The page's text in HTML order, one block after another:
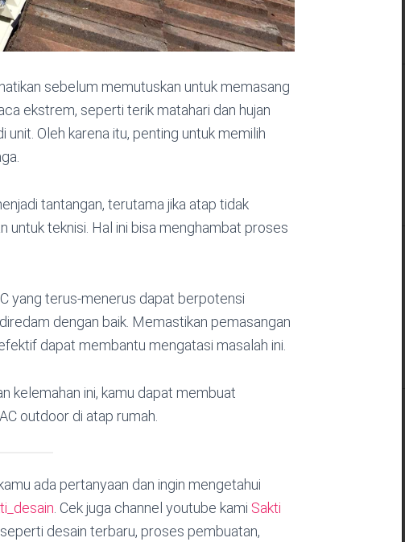
sebelum memutuskan untuk memasang
ekstrem, seperti terik matahari dan hujan
Oleh karena itu, penting untuk memilih
tantangan, terutama jika atap tidak
untuk teknisi. Hal ini bisa menghambat proses
yang terus-menerus dapat berpotensi
dengan baik. Memastikan pemasangan
dapat membantu mengatasi masalah ini.
kelemahan ini, kamu dapat membuat
outdoor di atap rumah.
ada pertanyaan dan ingin mengetahui
. Cek juga channel youtube kami Sakti
desain terbaru, proses pembuatan,